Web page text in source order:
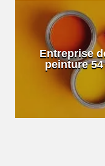
Entreprise
peinture 54